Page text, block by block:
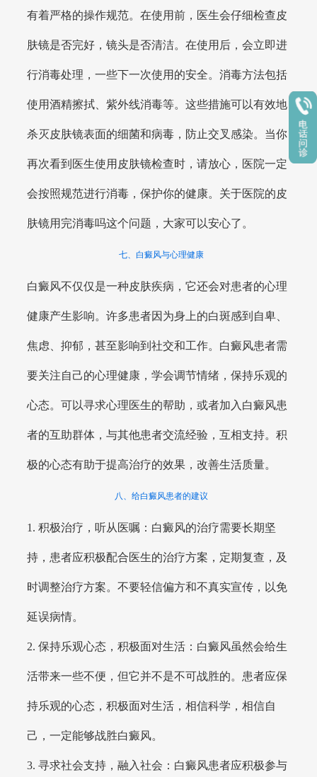
有着严格的操作规范。在使用前，医生会仔细检查皮
肤镜是否完好，镜头是否清洁。在使用后，会立即进
行消毒处理，一些下一次使用的安全。消毒方法包括
使用酒精擦拭、紫外线消毒等。这些措施可以有效地
杀灭皮肤镜表面的细菌和病毒，防止交叉感染。当你
再次看到医生使用皮肤镜检查时，请放心，医院一定
会按照规范进行消毒，保护你的健康。关于医院的皮
肤镜用完消毒吗这个问题，大家可以安心了。
七、白癜风与心理健康
白癜风不仅仅是一种皮肤疾病，它还会对患者的心理
健康产生影响。许多患者因为身上的白斑感到自卑、
焦虑、抑郁，甚至影响到社交和工作。白癜风患者需
要关注自己的心理健康，学会调节情绪，保持乐观的
心态。可以寻求心理医生的帮助，或者加入白癜风患
者的互助群体，与其他患者交流经验，互相支持。积
极的心态有助于提高治疗的效果，改善生活质量。
八、给白癜风患者的建议
1. 积极治疗，听从医嘱：白癜风的治疗需要长期坚
持，患者应积极配合医生的治疗方案，定期复查，及
时调整治疗方案。不要轻信偏方和不真实宣传，以免
延误病情。
2. 保持乐观心态，积极面对生活：白癜风虽然会给生
活带来一些不便，但它并不是不可战胜的。患者应保
持乐观的心态，积极面对生活，相信科学，相信自
己，一定能够战胜白癜风。
3. 寻求社会支持，融入社会：白癜风患者应积极参与